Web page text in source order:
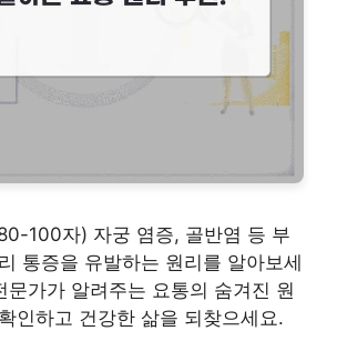
100자) 자궁 염증, 골반염 등 부
통증을 유발하는 원리를 알아보세
문가가 알려주는 요통의 숨겨진 원
인하고 건강한 삶을 되찾으세요.